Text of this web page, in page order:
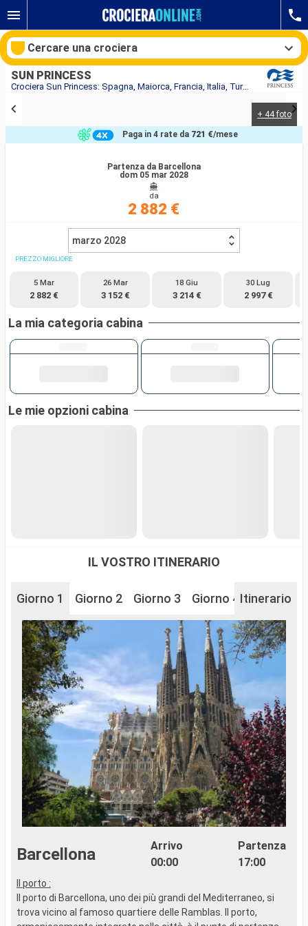
Crociera Sun Princess: Spagna, Maiorca, Francia, Italia, Turchia, Montenegro, Grecia in partenza da Barcellona
SUN PRINCESS
+ 44 foto
Partenza da Barcellona
dom 05 mar 2028
da
2 882 €
Paga in 4 rate da721 €/mese
marzo 2028
PREZZO MIGLIORE
5 Mar
2 882 €
26 Mar
3 152 €
18 Giu
3 214 €
30 Lug
2 997 €
La mia categoria cabina
Le mie opzioni cabina
IL VOSTRO ITINERARIO
Giorno 1 Giorno 2 Giorno 3 Giorno 4 Giorno 5
Itinerario
Barcellona
Arrivo
00:00
Partenza
17:00
Il porto :
Il porto di Barcellona, uno dei più grandi del Mediterraneo, si
trova vicino al famoso quartiere delle Ramblas. Il porto,
Cercare una crociera
Le nostre destinazioni